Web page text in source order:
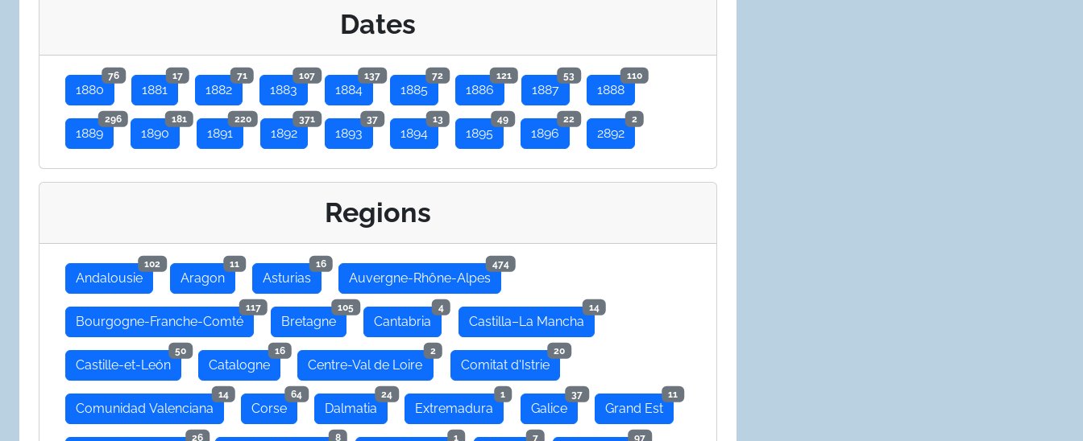
Dates
1880
76
1881
17
1882
71
1883
107
1884
137
1885
72
1886
121
1887
53
1888
110
1889
296
1890
181
1891
220
1892
371
1893
37
1894
13
1895
49
1896
22
2892
2
Regions
Andalousie
102
Aragon
11
Asturias
16
Auvergne-Rhône-Alpes
474
Bourgogne-Franche-Comté
117
Bretagne
105
Cantabria
4
Castilla–La Mancha
14
Castille-et-León
50
Catalogne
16
Centre-Val de Loire
2
Comitat d'Istrie
20
Comunidad Valenciana
14
Corse
64
Dalmatia
24
Extremadura
1
Galice
37
Grand Est
11
26 8 1 7 97